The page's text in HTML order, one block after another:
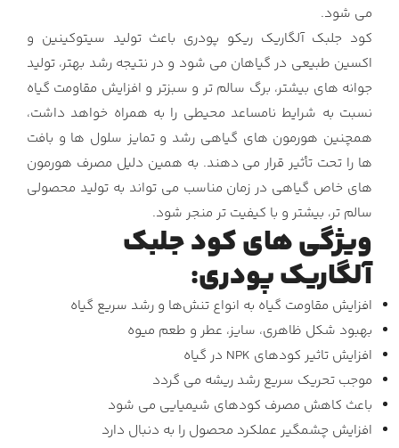
می شود.
کود جلبک آلگاریک ریکو پودری باعث تولید سیتوکینین و
اکسین طبیعی در گیاهان می شود و در نتیجه رشد بهتر، تولید
جوانه های بیشتر، برگ سالم تر و سبزتر و افزایش مقاومت گیاه
نسبت به شرایط نامساعد محیطی را به همراه خواهد داشت،
همچنین هورمون های گیاهی رشد و تمایز سلول ها و بافت
ها را تحت تأثیر قرار می دهند. به همین دلیل مصرف هورمون
های خاص گیاهی در زمان مناسب می تواند به تولید محصولی
سالم تر، بیشتر و با کیفیت تر منجر شود.
ویژگی های کود جلبک
آلگاریک پودری:
افزایش مقاومت گیاه به انواع تنش‌ها و رشد سریع گیاه
بهبود شکل ظاهری، سایز، عطر و طعم میوه
افزایش تاثیر کودهای NPK در گیاه
موجب تحریک سریع رشد ریشه می گردد
باعث کاهش مصرف کودهای شیمیایی می شود
افزایش چشمگیر عملکرد محصول را به دنبال دارد